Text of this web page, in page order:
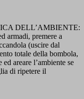
DELL’AMBIENTE:
armadi, premere a
(uscire dal
totale della bombola,
ed areare l’ambiente se
di ripetere il